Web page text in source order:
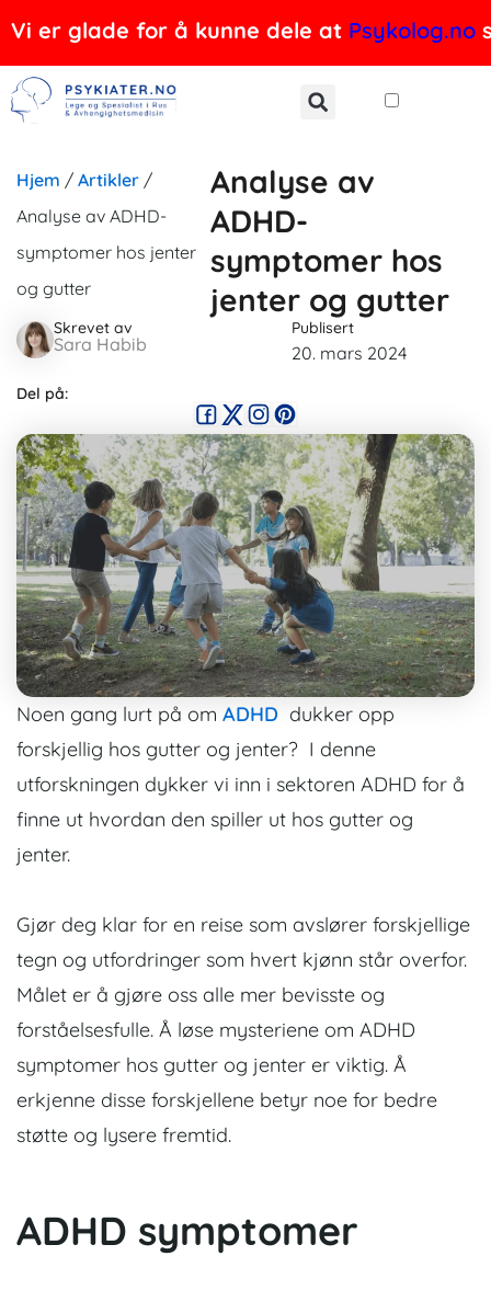
Hopp
til
innholdet
Vi er glade for å kunne dele at Psykolog.no
Hjem / Artikler /
Analyse av ADHD-
symptomer hos jenter
og gutter
Analyse av
ADHD-
symptomer hos
jenter og gutter
Skrevet av
Sara Habib
Publisert
20. mars 2024
Del på:
Noen gang lurt på om ADHD dukker opp
forskjellig hos gutter og jenter? I denne
utforskningen dykker vi inn i sektoren ADHD for å
finne ut hvordan den spiller ut hos gutter og
jenter.
Gjør deg klar for en reise som avslører forskjellige
tegn og utfordringer som hvert kjønn står overfor.
Målet er å gjøre oss alle mer bevisste og
forståelsesfulle. Å løse mysteriene om ADHD
symptomer hos gutter og jenter er viktig. Å
erkjenne disse forskjellene betyr noe for bedre
støtte og lysere fremtid.
ADHD symptomer